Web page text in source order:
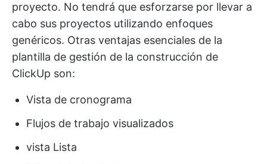
proyecto. No tendrá que esforzarse por llevar a
cabo sus proyectos utilizando enfoques
genéricos. Otras ventajas esenciales de la
plantilla de gestión de la construcción de
ClickUp son:
Vista de cronograma
Flujos de trabajo visualizados
vista Lista